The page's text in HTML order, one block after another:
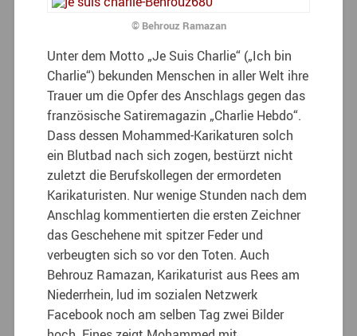
© Behrouz Ramazan
Unter dem Motto „Je Suis Charlie“ („Ich bin
Charlie“) bekunden Menschen in aller Welt ihre
Trauer um die Opfer des Anschlags gegen das
französische Satiremagazin „Charlie Hebdo“.
Dass dessen Mohammed-Karikaturen solch
ein Blutbad nach sich zogen, bestürzt nicht
zuletzt die Berufskollegen der ermordeten
Karikaturisten. Nur wenige Stunden nach dem
Anschlag kommentierten die ersten Zeichner
das Geschehene mit spitzer Feder und
verbeugten sich so vor den Toten. Auch
Behrouz Ramazan, Karikaturist aus Rees am
Niederrhein, lud im sozialen Netzwerk
Facebook noch am selben Tag zwei Bilder